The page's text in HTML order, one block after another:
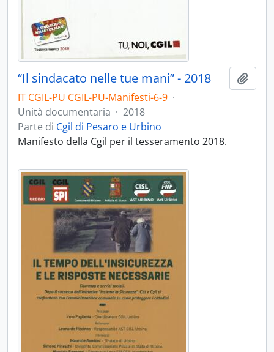
“Il sindacato nelle tue mani” - 2018
IT CGIL-PU CGIL-PU-Manifesti-6-9 ·
Unità documentaria · 2018
Parte di Cgil di Pesaro e Urbino
Manifesto della Cgil per il tesseramento 2018.